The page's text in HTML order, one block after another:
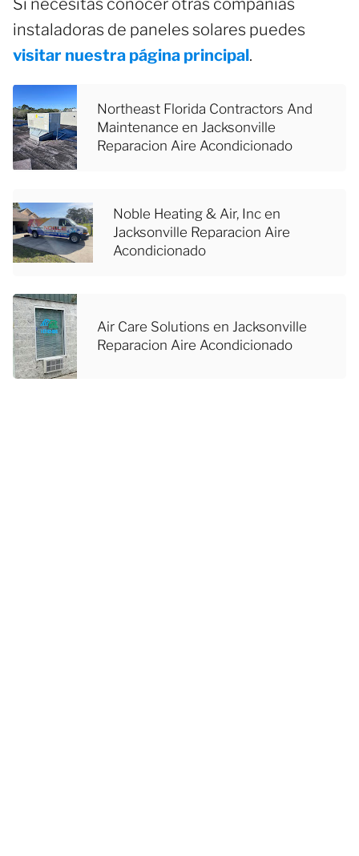
Si necesitas conocer otras compañías
instaladoras de paneles solares puedes
visitar nuestra página principal.
Northeast Florida Contractors And
Maintenance en Jacksonville
Reparacion Aire Acondicionado
Noble Heating & Air, Inc en
Jacksonville Reparacion Aire
Acondicionado
Air Care Solutions en Jacksonville
Reparacion Aire Acondicionado